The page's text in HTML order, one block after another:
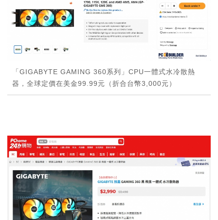
「GIGABYTE GAMING 360系列」CPU一體式水冷散熱
器，全球定價在美金99.99元（折合台幣3,000元）